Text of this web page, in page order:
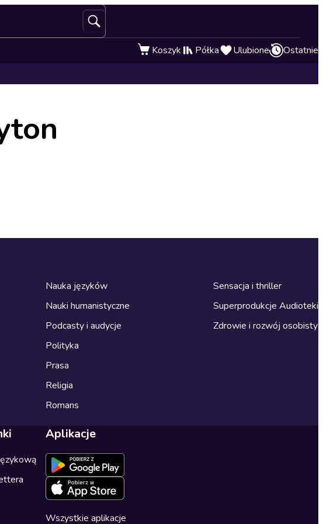
Koszyk Półka Ulubione Ostatnie
Nauka języków
Nauki humanistyczne
Podcasty i audycje
Polityka
Prasa
Religia
Romans
Sensacja i thriller
Superprodukcje Audioteki
Zdrowie i rozwój osobisty
Aplikacje
Wszystkie aplikacje